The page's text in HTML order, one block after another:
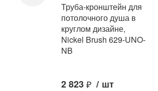
Труба-кронштейн для
потолочного душа в
круглом дизайне,
Nickel Brush 629-UNO-
NB
2 823₽ / шт